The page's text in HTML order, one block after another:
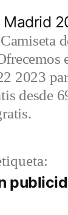
Camiseta
2023
desde